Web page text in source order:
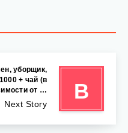
В
уборщик,
+ чай (в
от …
Next Story